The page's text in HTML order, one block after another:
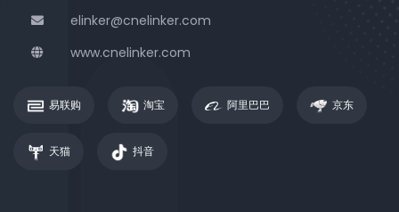
elinker@cnelinker.com
www.cnelinker.com
易联购 淘宝 阿里巴巴 京东
天猫 抖音